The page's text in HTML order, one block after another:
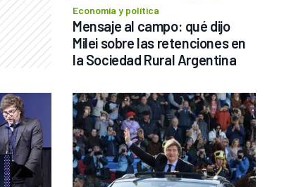
Economía y política
Mensaje al campo: qué dijo
Milei sobre las retenciones en
la Sociedad Rural Argentina